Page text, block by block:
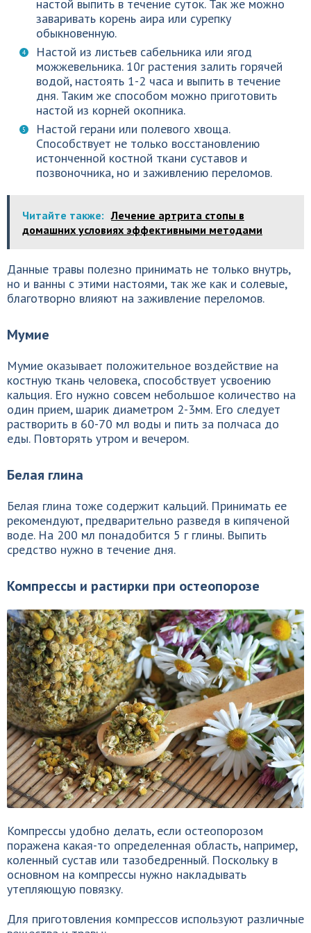
настой выпить в течение суток. Так же можно
заваривать корень аира или сурепку
обыкновенную.
Настой из листьев сабельника или ягод
можжевельника. 10г растения залить горячей
водой, настоять 1-2 часа и выпить в течение
дня. Таким же способом можно приготовить
настой из корней окопника.
Настой герани или полевого хвоща.
Способствует не только восстановлению
истонченной костной ткани суставов и
позвоночника, но и заживлению переломов.
Читайте также: Лечение артрита стопы в
домашних условиях эффективными методами
Данные травы полезно принимать не только внутрь,
но и ванны с этими настоями, так же как и солевые,
благотворно влияют на заживление переломов.
Мумие
Мумие оказывает положительное воздействие на
костную ткань человека, способствует усвоению
кальция. Его нужно совсем небольшое количество на
один прием, шарик диаметром 2-3мм. Его следует
растворить в 60-70 мл воды и пить за полчаса до
еды. Повторять утром и вечером.
Белая глина
Белая глина тоже содержит кальций. Принимать ее
рекомендуют, предварительно разведя в кипяченой
воде. На 200 мл понадобится 5 г глины. Выпить
средство нужно в течение дня.
Компрессы и растирки при остеопорозе
Компрессы удобно делать, если остеопорозом
поражена какая-то определенная область, например,
коленный сустав или тазобедренный. Поскольку в
основном на компрессы нужно накладывать
утепляющую повязку.
Для приготовления компрессов используют различные